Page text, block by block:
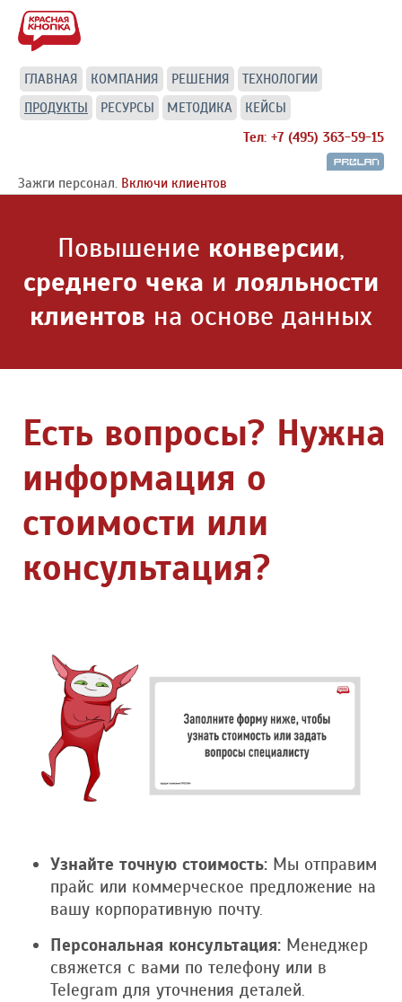
ГЛАВНАЯ КОМПАНИЯ РЕШЕНИЯ
ТЕХНОЛОГИИ
ПРОДУКТЫ
РЕСУРСЫ МЕТОДИКА
КЕЙСЫ
Тел: +7 (495) 363-59-15
Зажги персонал. Включи клиентов
Повышение конверсии,
среднего чека и лояльности
клиентов на основе данных
Есть вопросы? Нужна
информация о
стоимости или
консультация?
Узнайте точную стоимость: Мы отправим
прайс или коммерческое предложение на
вашу корпоративную почту.
Персональная консультация: Менеджер
свяжется с вами по телефону или в
Telegram для уточнения деталей.